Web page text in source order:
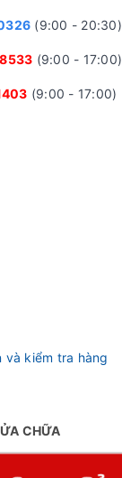
(9:00 - 20:30)
(9:00 - 17:00)
(9:00 - 17:00)
và kiểm tra hàng
CHỮA